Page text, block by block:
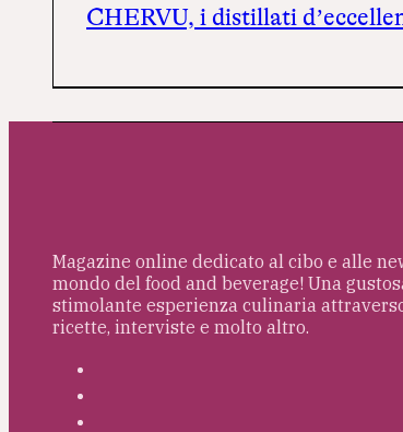
CHERVU, i distillati
Magazine online dedicato al cibo e alle
mondo del food and beverage! Una
stimolante esperienza culinaria
ricette, interviste e molto altro.